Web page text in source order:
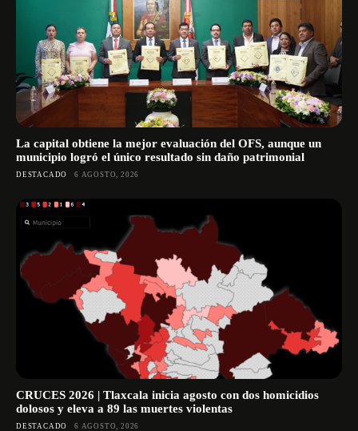
La capital obtiene la mejor evaluación del OFS, aunque un
municipio logró el único resultado sin daño patrimonial
DESTACADO 6 AGOSTO, 2026
CRUCES 2026 | Tlaxcala inicia agosto con dos homicidios
dolosos y eleva a 89 las muertes violentas
DESTACADO 6 AGOSTO, 2026